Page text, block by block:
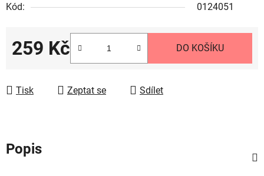
Kód:
0124051
259 Kč DO KOŠÍKU
Tisk Zeptat se Sdílet
Popis